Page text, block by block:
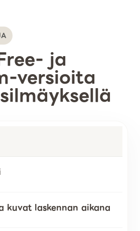
ja
versioita
kuvat laskennan aikana